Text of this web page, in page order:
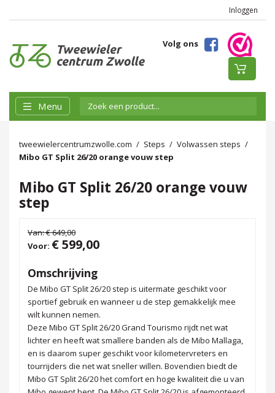
Inloggen
Volg ons
Menu
tweewielercentrumzwolle.com Steps
Volwassen steps
Mibo GT Split 26/20 orange vouw step
Mibo GT Split 26/20 orange vouw
step
Van:€ 649,00
Voor: € 599,00
Omschrijving
De Mibo GT Split 26/20 step is uitermate geschikt voor
sportief gebruik en wanneer u de step gemakkelijk mee
wilt kunnen nemen.
Deze Mibo GT Split 26/20 Grand Tourismo rijdt net wat
lichter en heeft wat smallere banden als de Mibo Mallaga,
en is daarom super geschikt voor kilometervreters en
tourrijders die net wat sneller willen. Bovendien biedt de
Mibo GT Split 26/20 het comfort en hoge kwaliteit die u van